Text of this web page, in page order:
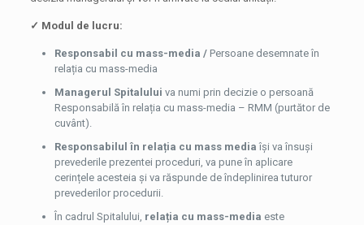
✓ Modul de lucru:
Responsabil cu mass-media / Persoane desemnate în
relația cu mass-media
Managerul Spitalului va numi prin decizie o persoană
Responsabilă în relația cu mass-media – RMM (purtător de
cuvânt).
Responsabilul în relația cu mass media își va însuși
prevederile prezentei proceduri, va pune în aplicare
cerințele acesteia și va răspunde de îndeplinirea tuturor
prevederilor procedurii.
În cadrul Spitalului, relația cu mass-media este